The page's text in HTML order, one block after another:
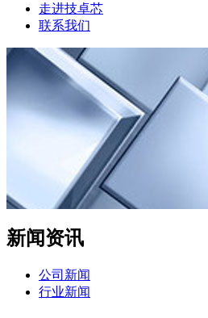
走进技卓芯
联系我们
新闻资讯
公司新闻
行业新闻